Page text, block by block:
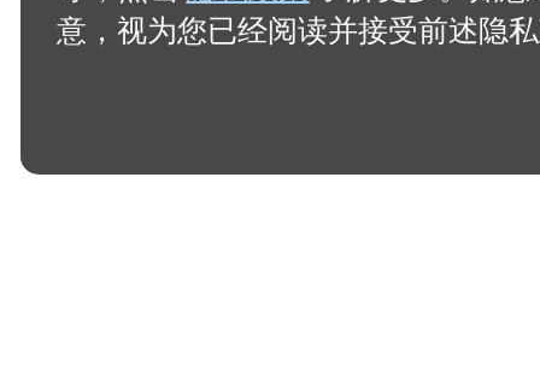
意，视为您已经阅读并接受前述隐